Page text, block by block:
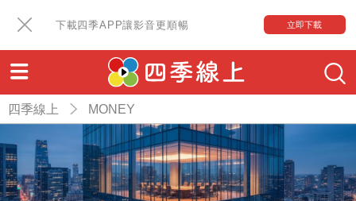
下載四季APP讓影音更順暢 立即下載
四季線上 MONEY